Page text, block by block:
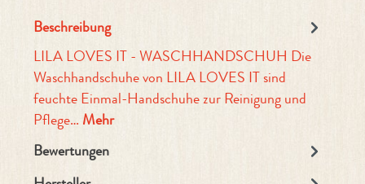
Beschreibung
LILA LOVES IT - WASCHHANDSCHUH Die
Waschhandschuhe von LILA LOVES IT sind
feuchte Einmal-Handschuhe zur Reinigung und
Pflege… Mehr
Bewertungen